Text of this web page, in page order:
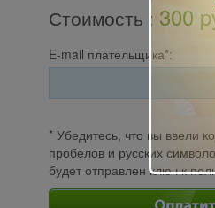
Стоимость : 300
E-mail плательщика*:
* Убедитесь, что вы ввели
пробелов и русских
будет отправлен ключ к